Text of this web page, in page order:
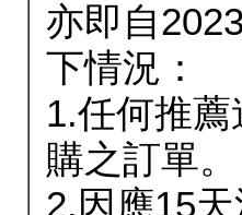
亦即自
下情況：
1.任何推
購之訂單。
2.因應15